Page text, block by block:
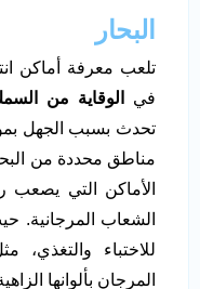
البحار
تلعب معرفة أماكن
في
الوقاية من
تحدث بسبب الجهل
مناطق محددة من
الأماكن التي يصعب
الشعاب المرجانية.
للاختباء
المرجان بألوانها